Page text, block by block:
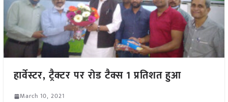
हार्वेस्टर, ट्रैक्टर पर रोड टैक्स 1 प्रतिशत हुआ
March 10, 2021